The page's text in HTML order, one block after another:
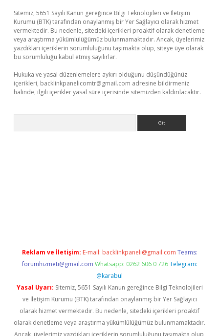
Sitemiz, 5651 Sayılı Kanun gereğince Bilgi Teknolojileri ve İletişim
Kurumu (BTK) tarafından onaylanmış bir Yer Sağlayıcı olarak hizmet
vermektedir. Bu nedenle, sitedeki içerikleri proaktif olarak denetleme
veya araştırma yükümlülüğümüz bulunmamaktadır. Ancak, üyelerimiz
yazdıkları içeriklerin sorumluluğunu taşımakta olup, siteye üye olarak
bu sorumluluğu kabul etmiş sayılırlar.
Hukuka ve yasal düzenlemelere aykırı olduğunu düşündüğünüz
içerikleri, backlinkpanelicomtr@gmail.com adresine bildirmeniz
halinde, ilgili içerikler yasal süre içerisinde sitemizden kaldırılacaktır.
Reklam ve İletişim: E-mail: backlinkpaneli@gmail.com Teams:
forumhizmeti@gmail.com Whatsapp: 0262 606 0 726 Telegram:
@karabul
Yasal Uyarı: Sitemiz, 5651 Sayılı Kanun gereğince Bilgi Teknolojileri
ve İletişim Kurumu (BTK) tarafından onaylanmış bir Yer Sağlayıcı
olarak hizmet vermektedir. Bu nedenle, sitedeki içerikleri proaktif
olarak denetleme veya araştırma yükümlülüğümüz bulunmamaktadır.
Ancak, üyelerimiz yazdıkları içeriklerin sorumluluğunu taşımakta olup,